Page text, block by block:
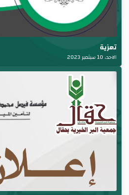
تعزية
الاحد، 10 سبتمبر 2023